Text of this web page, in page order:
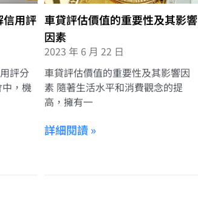
信用評
評分
，機
車貸評估價值的重要性及其影響
因素
2023 年 6 月 22 日
車貸評估價值的重要性及其影響因
素 隨著生活水平和消費觀念的提
高，擁有一
詳細閱讀 »